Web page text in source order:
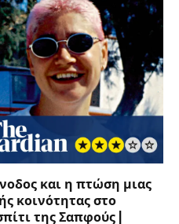
και η πτώση μιας
κοινότητας στο
της Σαπφούς |